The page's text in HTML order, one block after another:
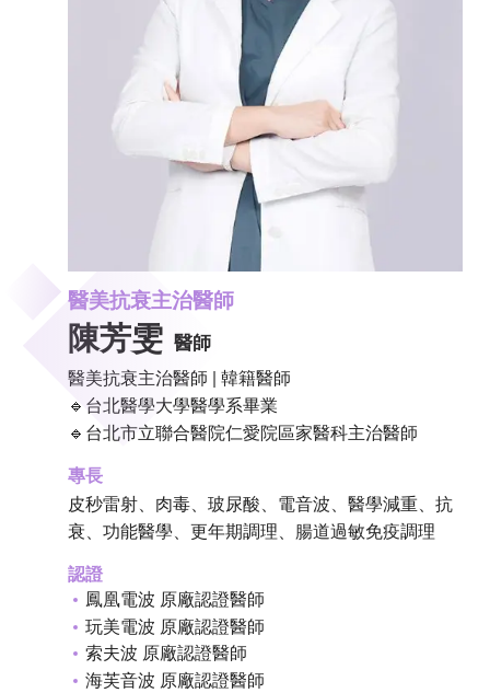
醫美抗衰主治醫師
陳芳雯 醫師
醫美抗衰主治醫師 | 韓籍醫師
🔹台北醫學大學醫學系畢業
🔹台北市立聯合醫院仁愛院區家醫科主治醫師
專長
皮秒雷射、肉毒、玻尿酸、電音波、醫學減重、抗
衰、功能醫學、更年期調理、腸道過敏免疫調理
認證
鳳凰電波 原廠認證醫師
玩美電波 原廠認證醫師
索夫波 原廠認證醫師
海芙音波 原廠認證醫師